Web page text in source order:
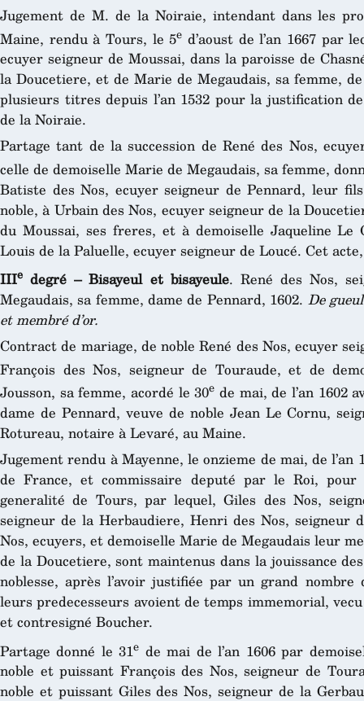
Jugement de M. de la Noiraie, intendant dans les
Maine, rendu à Tours, le 5e d’aoust de l’an 1667 par
ecuyer seigneur de Moussai, dans la paroisse de
la Doucetiere, et de Marie de Megaudais, sa femme,
plusieurs titres depuis l’an 1532 pour la justification
de la Noiraie.
Partage tant de la succession de René des Nos,
celle de demoiselle Marie de Megaudais, sa femme,
Batiste des Nos, ecuyer seigneur de Pennard, leur
noble, à Urbain des Nos, ecuyer seigneur de la
du Moussai, ses freres, et à demoiselle Jaqueline
Louis de la Paluelle, ecuyer seigneur de Loucé. Cet
IIIe degré – Bisayeul et bisayeule. René des Nos,
Megaudais, sa femme, dame de Pennard, 1602. De
et membré d’or.
Contract de mariage, de noble René des Nos, ecuyer
François des Nos, seigneur de Touraude, et de
Jousson, sa femme, acordé le 30e de mai, de l’an 1602
dame de Pennard, veuve de noble Jean Le Cornu,
Rotureau, notaire à Levaré, au Maine.
Jugement rendu à Mayenne, le onzieme de mai, de
de France, et commissaire deputé par le Roi,
generalité de Tours, par lequel, Giles des Nos,
seigneur de la Herbaudiere, Henri des Nos, seigneur
Nos, ecuyers, et demoiselle Marie de Megaudais leur
de la Doucetiere, sont maintenus dans la jouissance
noblesse, après l’avoir justifiée par un grand
leurs predecesseurs avoient de temps immemorial,
et contresigné Boucher.
Partage donné le 31e de mai de l’an 1606 par
noble et puissant François des Nos, seigneur de
noble et puissant Giles des Nos, seigneur de la